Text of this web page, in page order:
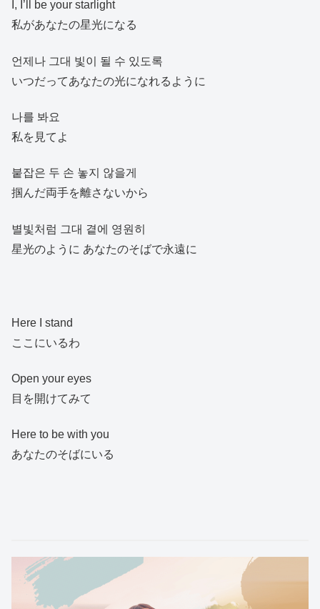
I, I’ll be your starlight
私があなたの星光になる
언제나 그대 빛이 될 수 있도록
いつだってあなたの光になれるように
나를 봐요
私を見てよ
붙잡은 두 손 놓지 않을게
掴んだ両手を離さないから
별빛처럼 그대 곁에 영원히
星光のように あなたのそばで永遠に
Here I stand
ここにいるわ
Open your eyes
目を開けてみて
Here to be with you
あなたのそばにいる